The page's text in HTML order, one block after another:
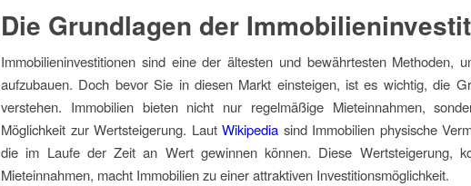
Die Grundlagen der
Immobilieninvestitionen sind eine der ältesten und bewährtesten Methoden,
aufzubauen. Doch bevor Sie in diesen Markt einsteigen, ist es wichtig, die
verstehen. Immobilien bieten nicht nur regelmäßige Mieteinnahmen,
Möglichkeit zur Wertsteigerung. Laut Wikipedia sind Immobilien physische
die im Laufe der Zeit an Wert gewinnen können. Diese Wertsteigerung,
Mieteinnahmen, macht Immobilien zu einer attraktiven Investitionsmöglichkeit.